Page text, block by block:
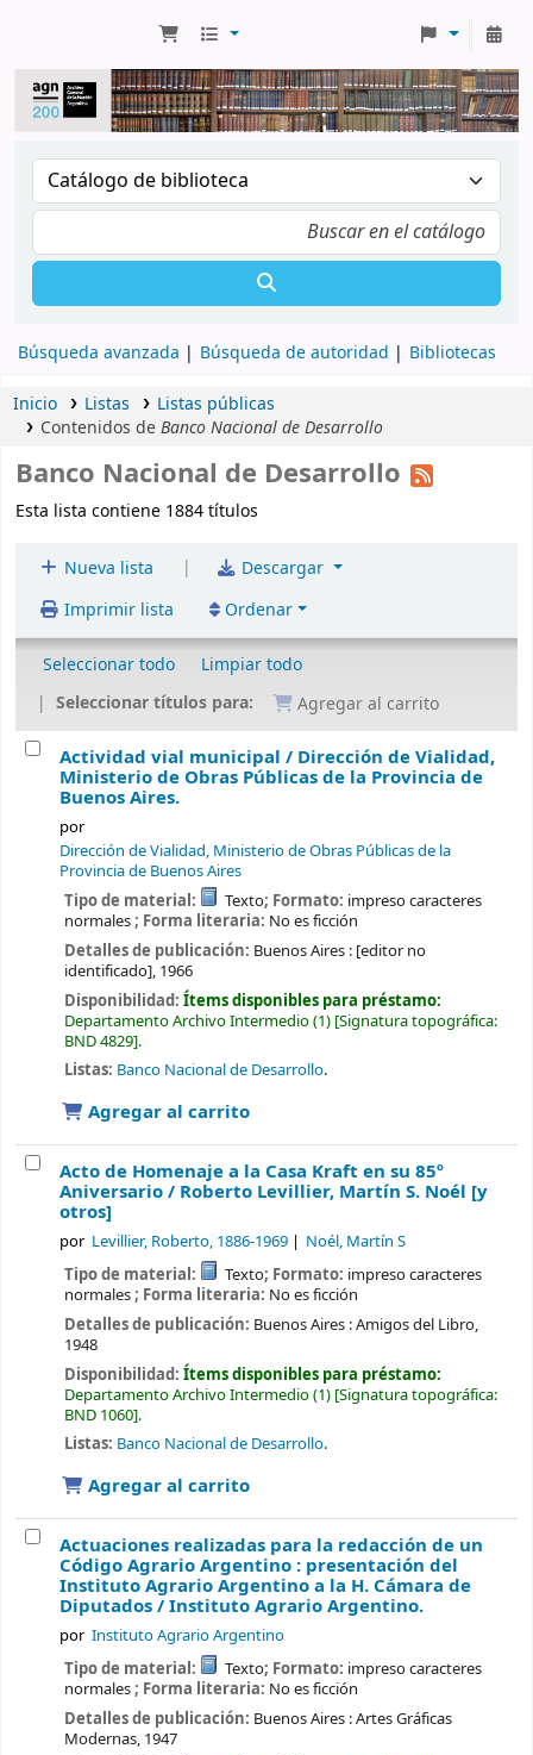
Búsqueda avanzada Búsqueda de autoridad Bibliotecas
Inicio Listas
Listas públicas
Contenidos deBanco Nacional de Desarrollo
Banco Nacional de Desarrollo
Esta lista contiene 1884 títulos
Nueva lista |
Descargar
Imprimir lista
Ordenar
Seleccionar todo
Limpiar todo
Seleccionar títulos para:
Agregar al carrito
Actividad vial municipal / Dirección de Vialidad,
Ministerio de Obras Públicas de la Provincia de
Buenos Aires.
por
Dirección de Vialidad, Ministerio de Obras Públicas de la
Provincia de Buenos Aires
Tipo de material: Texto; Formato: impreso caracteres
normales; Forma literaria: No es ficción
Detalles de publicación: Buenos Aires : [editor no
identificado], 1966
Disponibilidad: Ítems disponibles para préstamo:
Departamento Archivo Intermedio(1) Signatura topográfica:
BND 4829 .
Listas: Banco Nacional de Desarrollo.
Agregar al carrito
Acto de Homenaje a la Casa Kraft en su 85º
Aniversario / Roberto Levillier, Martín S. Noél [y
otros]
por Levillier, Roberto, 1886-1969 Noél, Martín S
Tipo de material: Texto; Formato: impreso caracteres
normales; Forma literaria: No es ficción
Detalles de publicación: Buenos Aires :Amigos del Libro,
1948
Disponibilidad: Ítems disponibles para préstamo:
Departamento Archivo Intermedio(1) Signatura topográfica:
BND 1060 .
Listas: Banco Nacional de Desarrollo.
Agregar al carrito
Actuaciones realizadas para la redacción de un
Código Agrario Argentino : presentación del
Instituto Agrario Argentino a la H. Cámara de
Diputados /Instituto Agrario Argentino.
por Instituto Agrario Argentino
Tipo de material: Texto; Formato: impreso caracteres
normales; Forma literaria: No es ficción
Detalles de publicación: Buenos Aires :Artes Gráficas
Modernas, 1947